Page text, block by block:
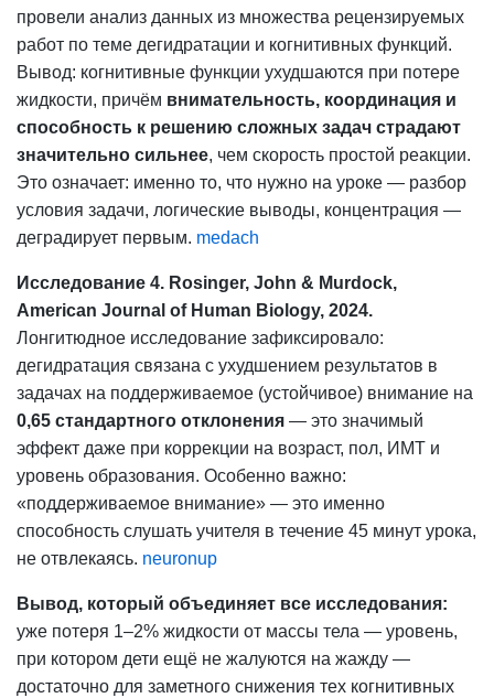
провели анализ данных из множества рецензируемых
работ по теме дегидратации и когнитивных функций.
Вывод: когнитивные функции ухудшаются при потере
жидкости, причём внимательность, координация и
способность к решению сложных задач страдают
значительно сильнее, чем скорость простой реакции.
Это означает: именно то, что нужно на уроке — разбор
условия задачи, логические выводы, концентрация —
деградирует первым. medach
Исследование 4. Rosinger, John & Murdock,
American Journal of Human Biology, 2024.
Лонгитюдное исследование зафиксировало:
дегидратация связана с ухудшением результатов в
задачах на поддерживаемое (устойчивое) внимание на
0,65 стандартного отклонения — это значимый
эффект даже при коррекции на возраст, пол, ИМТ и
уровень образования. Особенно важно:
«поддерживаемое внимание» — это именно
способность слушать учителя в течение 45 минут урока,
не отвлекаясь. neuronup
Вывод, который объединяет все исследования:
уже потеря 1–2% жидкости от массы тела — уровень,
при котором дети ещё не жалуются на жажду —
достаточно для заметного снижения тех когнитивных